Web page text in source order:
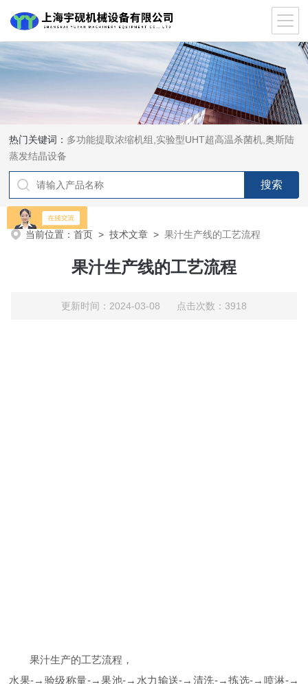
热门关键词： 多功能提取浓缩机组,实验型UHT超高温杀菌机,奥斯陆
蒸发结晶设备
当前位置：首页 >技术文章 >果汁生产线的工艺流程
果汁生产线的工艺流程
更新时间：2024-03-08 点击次数：3918
果汁生产的工艺流程，
水果-→验级称量-→果池-→ 水力输送-→清洗-→拣选-→喷淋-→